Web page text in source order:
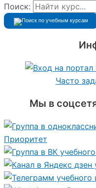
Поиск:
Часто
Мы в